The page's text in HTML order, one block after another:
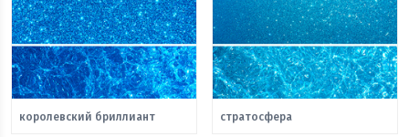
королевский бриллиант стратосфера